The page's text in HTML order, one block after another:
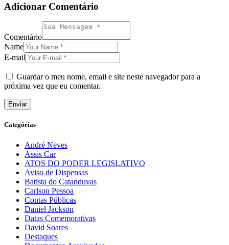
Adicionar Comentário
Comentário
Name
E-mail
Guardar o meu nome, email e site neste navegador para a
próxima vez que eu comentar.
Categórias
André Neves
Assis Car
ATOS DO PODER LEGISLATIVO
Aviso de Dispensas
Batista do Catanduvas
Carlson Pessoa
Contas Públicas
Daniel Jackson
Datas Comemorativas
David Soares
Destaques